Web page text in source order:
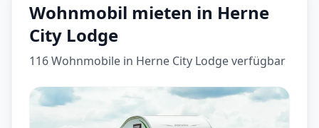
Wohnmobil mieten in Herne
City Lodge
116 Wohnmobile in Herne City Lodge verfügbar